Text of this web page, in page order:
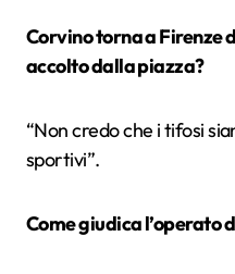
Corvino torna a Firenze
accolto dalla piazza?
“Non credo che i tifosi
sportivi”.
Come giudica l’operato